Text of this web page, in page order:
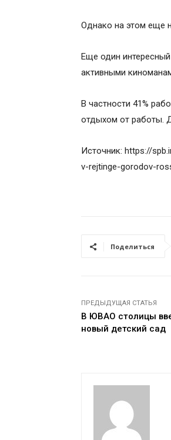
Однако на этом еще
Еще один
активными
В частности 41%
отдыхом от работы.
Источник: https://
v-rejtinge-gorodov-
Поделиться
ПРЕДЫДУЩАЯ СТАТЬЯ
В ЮВАО столицы
новый детский сад